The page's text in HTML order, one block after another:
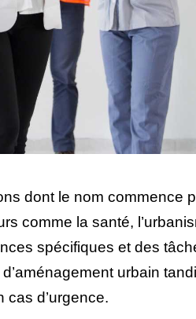
dont le nom commence
comme la santé,
spécifiques et des
urbain
cas d’urgence.